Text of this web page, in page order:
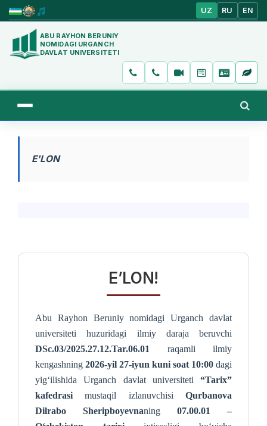
UZ RU EN
ABU RAYHON BERUNIY
NOMIDAGI URGANCH
DAVLAT UNIVERSITETI
E'LON
E’LON!
Abu Rayhon Beruniy nomidagi Urganch davlat
universiteti huzuridagi ilmiy daraja beruvchi
DSc.03/2025.27.12.Tar.06.01
raqamli ilmiy
kengashning 2026-yil 27-iyun kuni soat 10:00 dagi
yig‘ilishida Urganch davlat universiteti “Tarix”
kafedrasi mustaqil izlanuvchisi Qurbanova
Dilrabo Sheripboyevnaning 07.00.01 –